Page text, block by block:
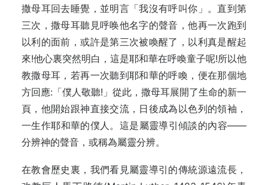
撒母耳回去睡覺，並明言「我沒有呼叫你」。直到第
三次，撒母耳聽見呼唤他名字的聲音，他再一次跑到
以利的面前，或許是第三次被喚醒了，以利真是醒起
來!他心裏突然明白，這是耶和華在呼喚童子呢!所以他
教撒母耳，若再一次聽到耶和華的呼喚，便在那個地
方回應:「僕人敬聽!」從此，撒母耳展開了生命的新一
頁，他開始跟神直接交流，日後成為以色列的領袖，
一生作耶和華的僕人。這是屬靈導引傾談的內容——
分辨神的聲音，或稱為屬靈分辨。
在教會歷史裏，我們看見屬靈導引的傳統源遠流長，